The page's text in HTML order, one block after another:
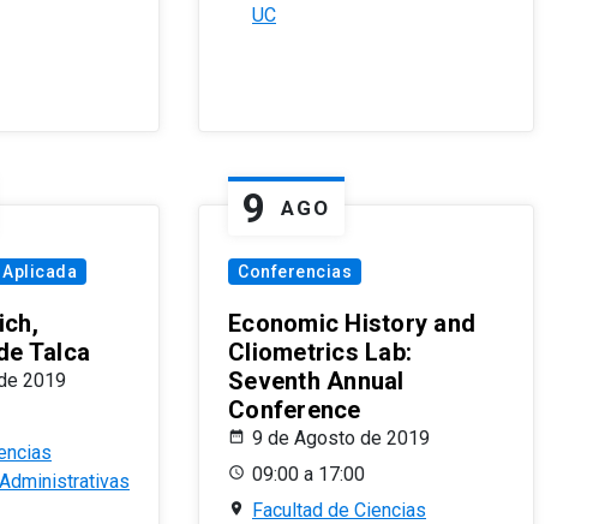
UC
Talca
2019
9 AGO
Conferencias
Economic History and
Cliometrics Lab:
Seventh Annual
Conference
9 de Agosto de 2019
09:00 a 17:00
Facultad de Ciencias